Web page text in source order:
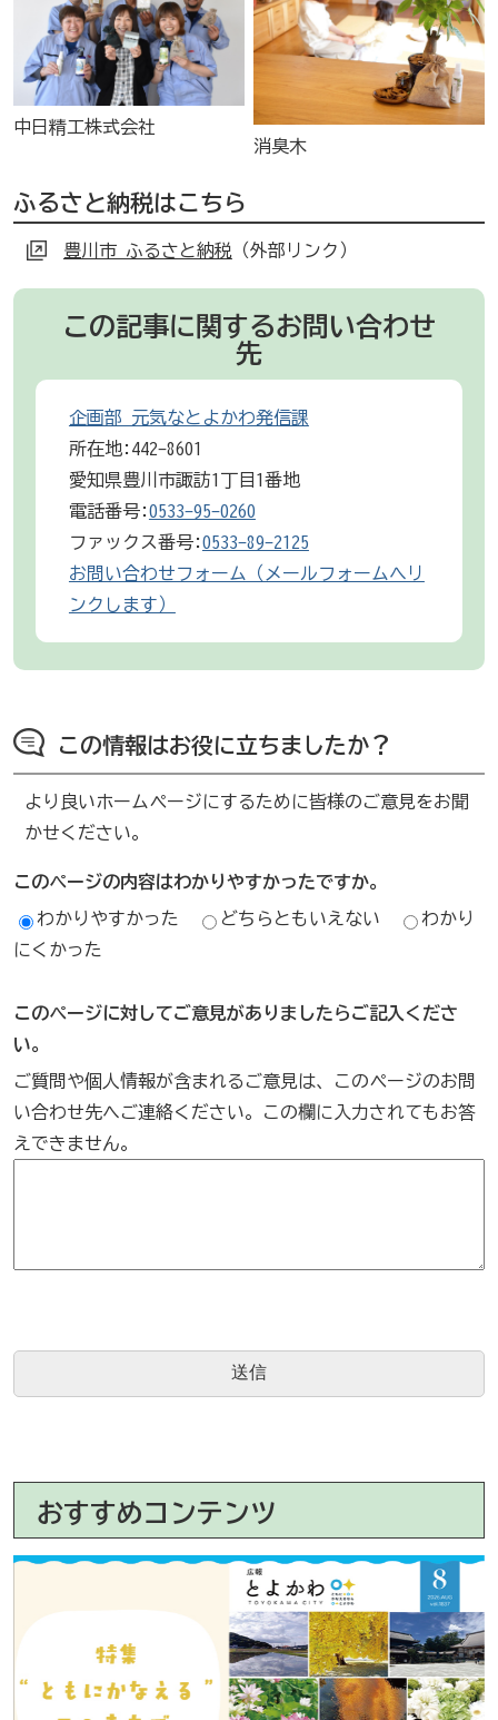
中日精工株式会社
消臭木
ふるさと納税はこちら
豊川市 ふるさと納税（外部リンク）
この記事に関するお問い合わせ
先
企画部 元気なとよかわ発信課
所在地:442-8601
愛知県豊川市諏訪1丁目1番地
電話番号:0533-95-0260
ファックス番号:0533-89-2125
お問い合わせフォーム（メールフォームへリ
ンクします）
この情報はお役に立ちましたか？
より良いホームページにするために皆様のご意見をお聞
かせください。
このページの内容はわかりやすかったですか。
わかりやすかった どちらともいえない
わかり
にくかった
このページに対してご意見がありましたらご記入くださ
い。
ご質問や個人情報が含まれるご意見は、このページのお問
い合わせ先へご連絡ください。この欄に入力されてもお答
えできません。
おすすめコンテンツ